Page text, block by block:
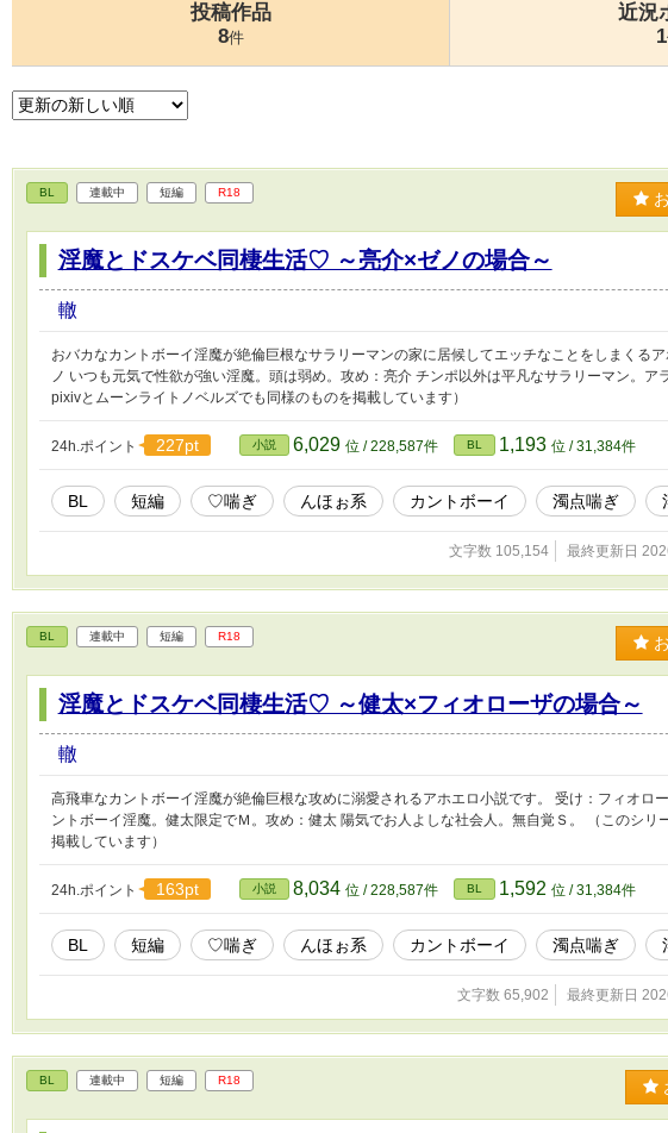
投稿作品
8件
近況
1
BL 連載中 短編 R18
淫魔とドスケベ同棲生活♡ ～亮介×ゼノの場合～
轍
おバカなカントボーイ淫魔が絶倫巨根なサラリーマンの家に居候してエッチなことをしまくる
ノ いつも元気で性欲が強い淫魔。頭は弱め。攻め：亮介 チンポ以外は平凡なサラリーマン。ア
pixivとムーンライトノベルズでも同様のものを掲載しています）
24h.ポイント 227pt 小説 6,029 位 / 228,587件 BL 1,193 位 / 31,384件
BL 短編 ♡喘ぎ んほぉ系 カントボーイ 濁点喘ぎ
文字数 105,154 最終更新日
BL 連載中 短編 R18
淫魔とドスケベ同棲生活♡ ～健太×フィオローザの場合～
轍
高飛車なカントボーイ淫魔が絶倫巨根な攻めに溺愛されるアホエロ小説です。 受け：フィオロ
ントボーイ淫魔。健太限定でＭ。攻め：健太 陽気でお人よしな社会人。無自覚Ｓ。 （このシリ
掲載しています）
24h.ポイント 163pt 小説 8,034 位 / 228,587件 BL 1,592 位 / 31,384件
BL 短編 ♡喘ぎ んほぉ系 カントボーイ 濁点喘ぎ
文字数 65,902 最終更新日
BL 連載中 短編 R18